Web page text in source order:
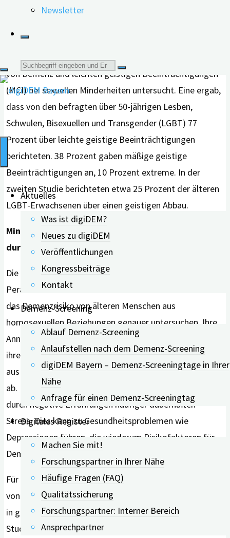
Newsletter
Suche
nach:
Aktuelles
Was ist digiDEM?
Neues zu digiDEM
Veröffentlichungen
Kongressbeiträge
Kontakt
Demenz-Screening
Ablauf Demenz-Screening
Anlaufstellen nach dem Demenz-Screening
digiDEM Bayern – Demenz-Screeningtage in Ihrer
Nähe
Anfrage für einen Demenz-Screeningtag
Digitales Register
Machen Sie mit!
Forschungspartner in Ihrer Nähe
Häufige Fragen (FAQ)
Qualitätssicherung
Forschungspartner: Interner Bereich
Ansprechpartner
und seinen Kolleg*innen gibt es bislang kaum Forschung
zum Thema. Lediglich zwei Studien hätten das Risiko
von Demenz und leichten geistigen Beeinträchtigungen
(MCI) bei sexuellen Minderheiten untersucht. Eine ergab,
dass von den befragten über 50-jährigen Lesben,
Schwulen, Bisexuellen und Transgender (LGBT) 77
Prozent über leichte geistige Beeinträchtigungen
berichteten. 38 Prozent gaben mäßige geistige
Beeinträchtigungen an, 10 Prozent extreme. In der
zweiten Studie berichteten etwa 25 Prozent der älteren
LGBT-Erwachsenen über einen geistigen Abbau.
Minderheitenstressmodell: dauerhafter Stress
durch negative Erfahrungen
Die Wissenschaftler*innen um
Perales-Purchalt wollten daher
das Demenzrisiko von älteren Menschen aus
homosexuellen Beziehungen genauer untersuchen. Ihre
Annahme war, dass diese ein höheres Risiko haben als
ihre heterosexuellen Altersgenossen. Dies leiteten sie
aus dem “Minderheitenstressmodell” nach Ilan Meyer
ab. Danach erfahren Angehörige sexueller Minderheiten
durch negative Erfahrungen häufiger dauerhaften
Stress. Dies kann zu Gesundheitsproblemen wie
Depressionen führen, die wiederum Risikofaktoren für
Demenz sind.
Für ihre Studie werteten die Forscher*innen die Daten
von 5.057 Frauen und Männern aus. 307 von ihnen lebten
in gleichgeschlechtlichen Beziehungen. Sie waren zum
Studienbeginn 55 Jahre oder älter und verfügten